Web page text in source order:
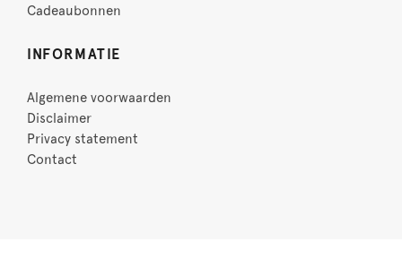
Cadeaubonnen
INFORMATIE
Algemene voorwaarden
Disclaimer
Privacy statement
Contact